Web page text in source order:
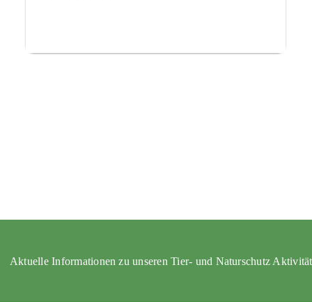
Aktuelle Informationen zu unseren Tier- und Naturschutz